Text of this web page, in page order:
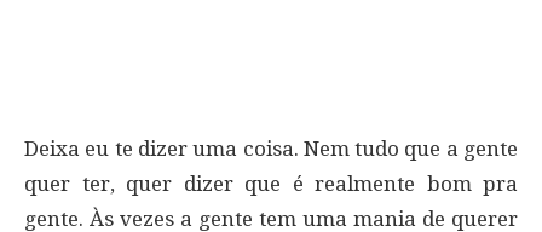
Deixa eu te dizer uma coisa. Nem tudo que a gente
quer ter, quer dizer que é realmente bom pra
gente. Às vezes a gente tem uma mania de querer